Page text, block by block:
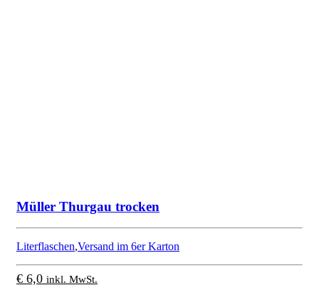
Müller Thurgau trocken
Literflaschen,Versand im 6er Karton
€ 6,0 inkl. MwSt.